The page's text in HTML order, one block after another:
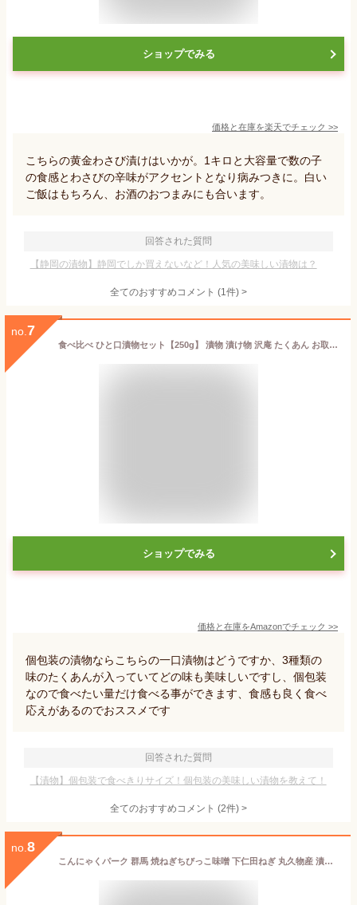
ショップでみる
価格と在庫を楽天でチェック >>
こちらの黄金わさび漬けはいかが。1キロと大容量で数の子
の食感とわさびの辛味がアクセントとなり病みつきに。白い
ご飯はもちろん、お酒のおつまみにも合います。
回答された質問
【静岡の漬物】静岡でしか買えないなど！人気の美味しい漬物は？
全てのおすすめコメント (1件) >
no. 7
食べ比べ ひと口漬物セット【250g】 漬物 漬け物 沢庵 たくあん お取り寄せ おつまみ
ショップでみる
価格と在庫をAmazonでチェック >>
個包装の漬物ならこちらの一口漬物はどうですか、3種類の
味のたくあんが入っていてどの味も美味しいですし、個包装
なので食べたい量だけ食べる事ができます、食感も良く食べ
応えがあるのでおススメです
回答された質問
【漬物】個包装で食べきりサイズ！個包装の美味しい漬物を教えて！
全てのおすすめコメント (2件) >
no. 8
こんにゃくパーク 群馬 焼ねぎちびっこ味噌 下仁田ねぎ 丸久物産 漬物 キュウリ漬け 味噌漬け ご飯のお供 おつまみ 惣菜 ヨコオデイリーフーズ (290g*1袋入)